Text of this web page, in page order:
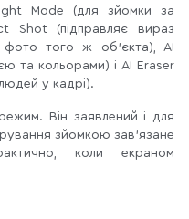
Mode (для зйомки за
Shot (підправляє вираз
фото того ж об’єкта), AI
та кольорами) і AI Eraser
у кадрі).
Він заявлений і для
зйомкою зав’язане
коли екраном